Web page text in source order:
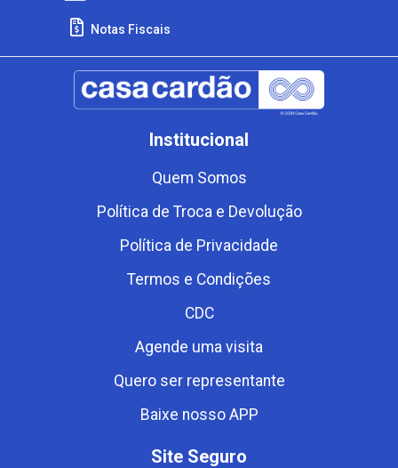
Notas Fiscais
Institucional
Quem Somos
Política de Troca e Devolução
Política de Privacidade
Termos e Condições
CDC
Agende uma visita
Quero ser representante
Baixe nosso APP
Site Seguro